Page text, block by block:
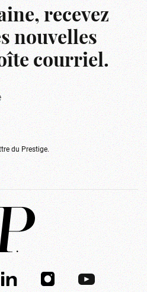
recevez
nouvelles
courriel.
du Prestige.